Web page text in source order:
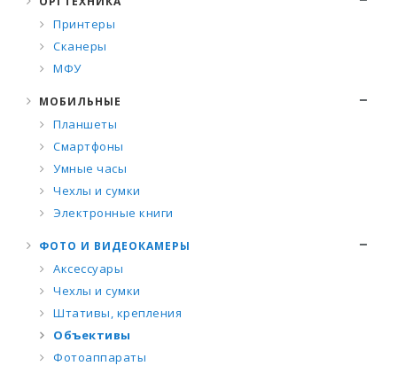
Принтеры
Сканеры
МФУ
МОБИЛЬНЫЕ
Планшеты
Смартфоны
Умные часы
Чехлы и сумки
Электронные книги
ФОТО И ВИДЕОКАМЕРЫ
Аксессуары
Чехлы и сумки
Штативы, крепления
Объективы
Фотоаппараты